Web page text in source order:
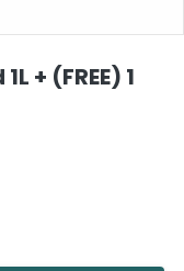
+ (FREE) 1